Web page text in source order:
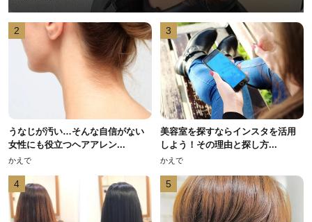
2
うなじが汚い…そんな自信がない
女性にも役立つヘアアレン...
かえで
3
美容室を探すならインスタを活用
しよう！その理由と探し方...
かえで
4 5